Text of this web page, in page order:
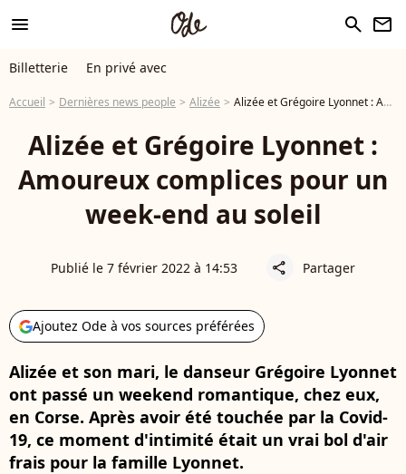
menu search newsletter
Billetterie En privé avec
Accueil Dernières news people Alizée Alizée et Grégoire Lyonnet : Amoureux complices pour un week-end au soleil
Alizée et Grégoire Lyonnet :
Amoureux complices pour un
week-end au soleil
Publié le 7 février 2022 à 14:53 share Partager
Ajoutez Ode à vos sources préférées
Alizée et son mari, le danseur Grégoire Lyonnet
ont passé un weekend romantique, chez eux,
en Corse. Après avoir été touchée par la Covid-
19, ce moment d'intimité était un vrai bol d'air
frais pour la famille Lyonnet.